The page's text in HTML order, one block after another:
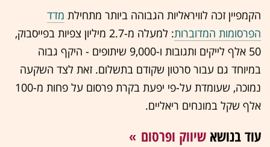
הקמפיין זכה לוויראליות הגבוהה ביותר מתחילת מדד
הפרסומות המדוברות
: למעלה מ-2.7 מיליון צפיות בפייסבוק,
50 אלף לייקים ותגובות ו-9,000 שיתופים - היקף גבוה
במיוחד גם עבור סרטון שקודם בתשלום. זאת לצד השקעה
נמוכה, שעומדת על-פי יפעת בקרת פרסום על פחות מ-100
אלף שקל במונחים ריאליים.
עוד בנושא שיווק ופרסום